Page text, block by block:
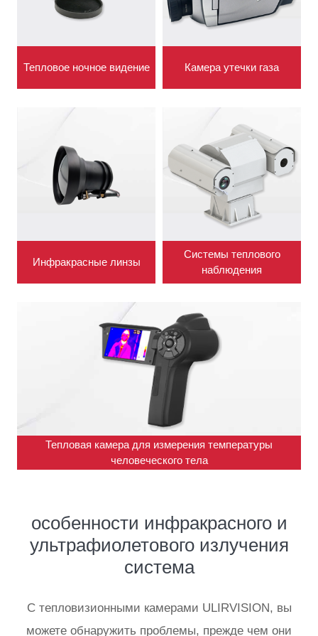
Тепловое ночное видение Камера утечки газа
Инфракрасные линзы
Системы теплового
наблюдения
Тепловая камера для измерения температуры
человеческого тела
особенности инфракрасного и
ультрафиолетового излучения
система
С тепловизионными камерами ULIRVISION, вы
можете обнаружить проблемы, прежде чем они